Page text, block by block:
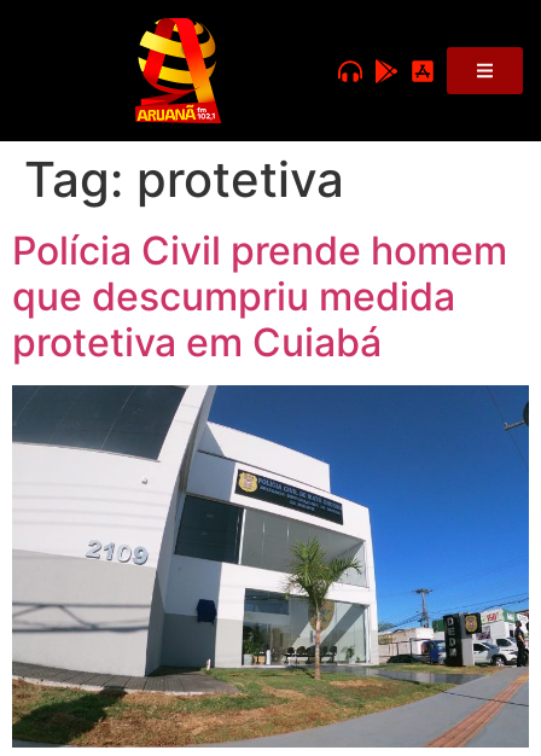
Tag: protetiva
Polícia Civil prende homem
que descumpriu medida
protetiva em Cuiabá